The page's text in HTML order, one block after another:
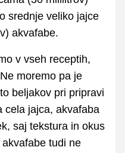
srednje veliko jajce
akvafabe.
v vseh receptih,
moremo pa je
beljakov pri pripravi
cela jajca, akvafaba
saj tekstura in okus
tudi ne